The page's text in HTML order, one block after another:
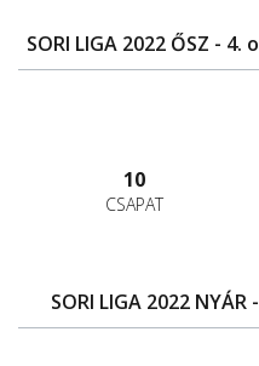
SORI LIGA 2022 ŐSZ -
10
CSAPAT
SORI LIGA 2022